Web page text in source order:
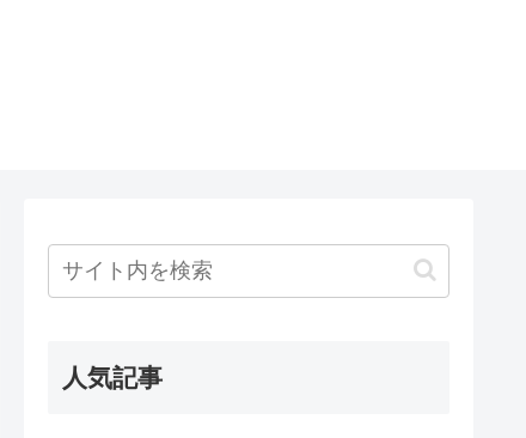
人気記事